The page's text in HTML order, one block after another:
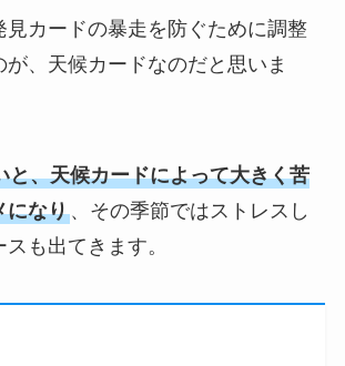
見カードの暴走を防ぐために調整
が、天候カードなのだと思いま
と、天候カードによって大きく苦
になり、その季節ではストレスし
も出てきます。